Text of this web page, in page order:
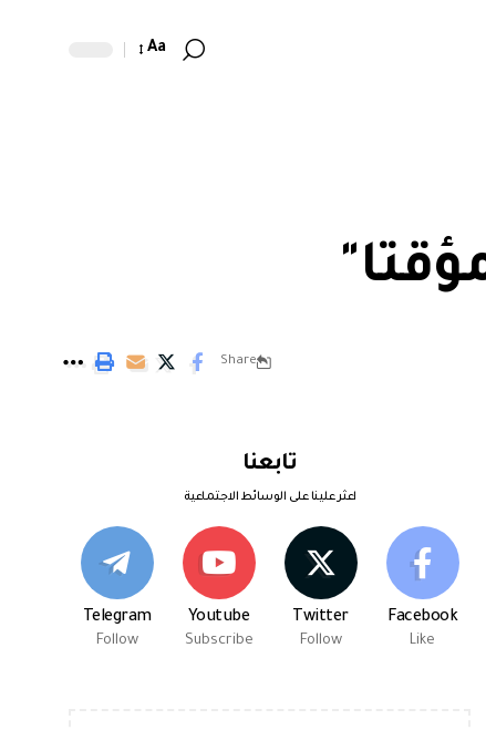
Aa
Share
تابعنا
اعثر علينا على الوسائط الاجتماعية
Facebook
Like
Twitter
Follow
Youtube
Subscribe
Telegram
Follow